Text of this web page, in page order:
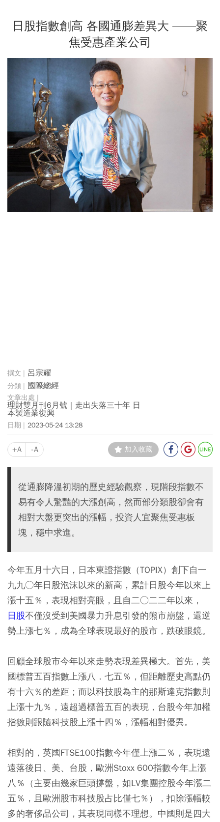
日股指數創高 各國通膨差異大 ——聚
焦受惠產業公司
呂宗耀
國際總經
理財雙月刊6月號｜走出失落三十年 日
本製造業復興
2023-05-24 13:28
+A -A 加入收藏
從通膨降溫初期的歷史經驗觀察，現階段指數不
易有令人驚豔的大漲創高，然而部分類股卻會有
相對大盤更突出的漲幅，投資人宜聚焦受惠板
塊，穩中求進。
今年五月十六日，日本東證指數（TOPIX）創下自一
九九○年日股泡沫以來的新高，累計日股今年以來上
漲十五％，表現相對亮眼，且自二○二二年以來，
日股不僅沒受到美國暴力升息引發的熊市崩盤，還逆
勢上漲七％，成為全球表現最好的股市，跌破眼鏡。
回顧全球股市今年以來走勢表現差異極大。首先，美
國標普五百指數上漲八．七五％，但距離歷史高點仍
有十六％的差距；而以科技股為主的那斯達克指數則
上漲十九％，遠超過標普五百的表現，台股今年加權
指數則跟隨科技股上漲十四％，漲幅相對優異。
相對的，英國FTSE100指數今年僅上漲二％，表現遠
遠落後日、美、台股，歐洲Stoxx 600指數今年上漲
八％（主要由幾家巨頭撐盤，如LV集團控股今年漲二
五％，且歐洲股市科技股占比僅七％），扣除漲幅較
多的奢侈品公司，其表現同樣不理想。中國則是四大